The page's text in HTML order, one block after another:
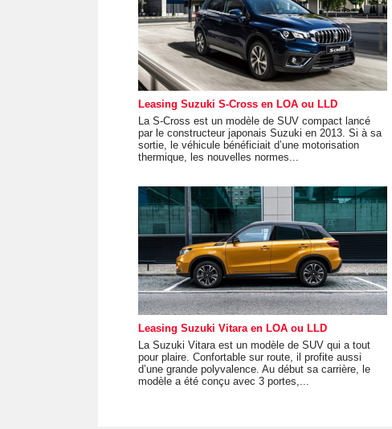
Leasing Suzuki S-Cross en LOA ou LLD
La S-Cross est un modèle de SUV compact lancé
par le constructeur japonais Suzuki en 2013. Si à sa
sortie, le véhicule bénéficiait d’une motorisation
thermique, les nouvelles normes...
Leasing Suzuki Vitara en LOA ou LLD
La Suzuki Vitara est un modèle de SUV qui a tout
pour plaire. Confortable sur route, il profite aussi
d’une grande polyvalence. Au début sa carrière, le
modèle a été conçu avec 3 portes,...